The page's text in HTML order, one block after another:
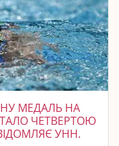
МЕДАЛЬ НА
ЧЕТВЕРТОЮ
УНН.